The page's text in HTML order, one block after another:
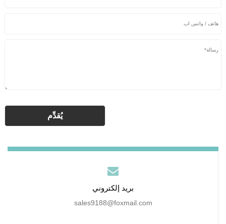
بريد إلكتروني
sales9188@foxmail.com